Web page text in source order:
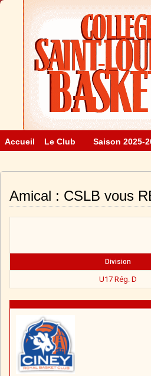
Accueil Le Club Saison 2025-
Amical : CSLB vous
Division
U17 Rég. D